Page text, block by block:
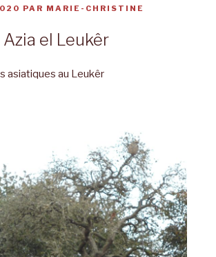
PAR MARIE-CHRISTINE
el Leukêr
asiatiques au Leukêr